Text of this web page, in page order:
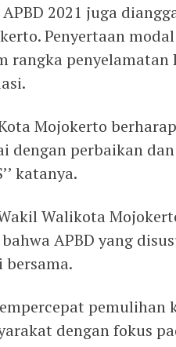
2021 juga
Penyertaan
rangka penyelamatan
Kota Mojokerto
dengan perbaikan
katanya.
Walikota
APBD yang
pemulihan
dengan fokus